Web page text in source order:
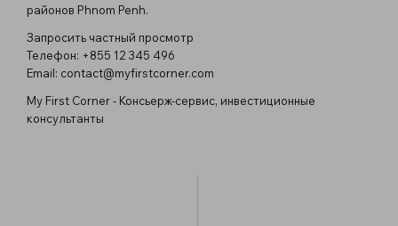
районов Phnom Penh.
Запросить частный просмотр
Телефон: +855 12 345 496
Email: contact@myfirstcorner.com
My First Corner - Консьерж-сервис, инвестиционные
консультанты